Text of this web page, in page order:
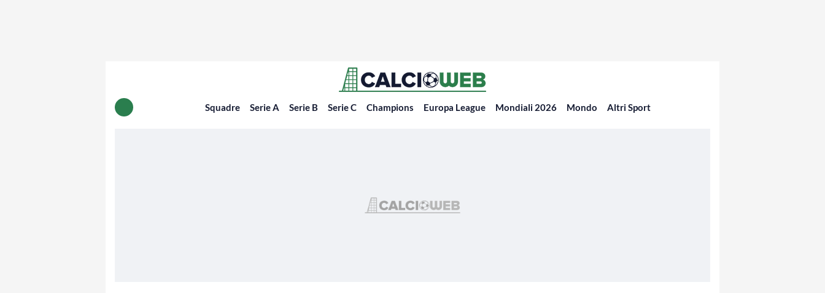
Squadre Serie A Serie B Serie C Champions Europa League Mondiali 2026 Mondo Altri Sport